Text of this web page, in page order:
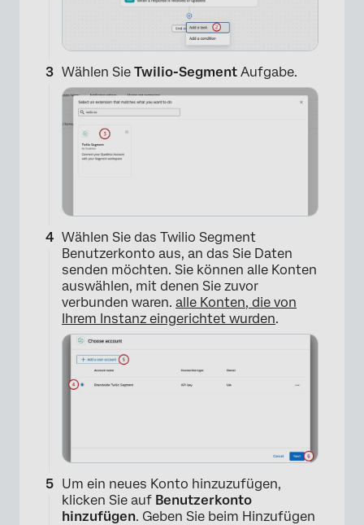
Wählen Sie Twilio-Segment Aufgabe.
Wählen Sie das Twilio Segment
Benutzerkonto aus, an das Sie Daten
senden möchten. Sie können alle Konten
auswählen, mit denen Sie zuvor
verbunden waren. alle Konten, die von
Ihrem Instanz eingerichtet wurden.
Um ein neues Konto hinzuzufügen,
klicken Sie auf Benutzerkonto
hinzufügen. Geben Sie beim Hinzufügen